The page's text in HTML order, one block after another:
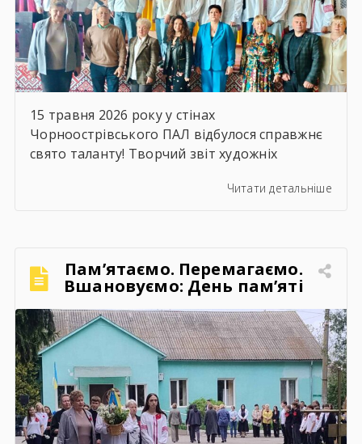
ферму великої рогатої […]
15 травня 2026 року у стінах
Чорноострівського ПАЛ відбулося справжнє
свято таланту! Творчий звіт художніх
працівників закладів ЗП(ПТ)О Хмельницької
запальними танцями, проникливими піснями
та щирими емоціями, які дарували
учасники.Дякуємо всім учасникам та їх
наставникам за […]
Читати детальніше
Пам’ятаємо. Перемагаємо.
Вшановуємо: День пам’яті
та примирення